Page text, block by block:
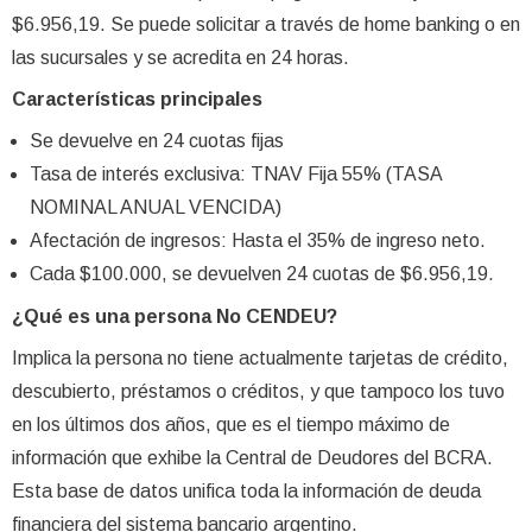
$6.956,19. Se puede solicitar a través de home banking o en
las sucursales y se acredita en 24 horas.
Características principales
Se devuelve en 24 cuotas fijas
Tasa de interés exclusiva: TNAV Fija 55% (TASA
NOMINAL ANUAL VENCIDA)
Afectación de ingresos: Hasta el 35% de ingreso neto.
Cada $100.000, se devuelven 24 cuotas de $6.956,19.
¿Qué es una persona No CENDEU?
Implica la persona no tiene actualmente tarjetas de crédito,
descubierto, préstamos o créditos, y que tampoco los tuvo
en los últimos dos años, que es el tiempo máximo de
información que exhibe la Central de Deudores del BCRA.
Esta base de datos unifica toda la información de deuda
financiera del sistema bancario argentino.